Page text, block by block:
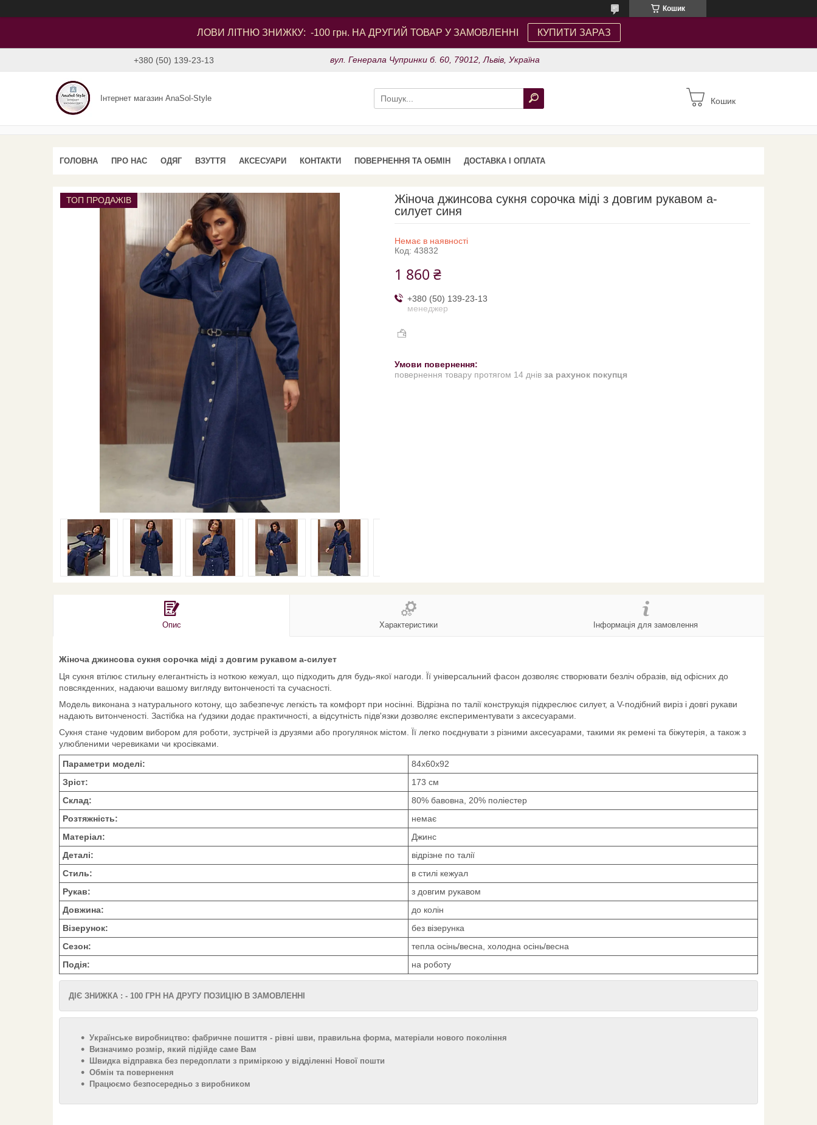
Кошик
ЛОВИ ЛІТНЮ ЗНИЖКУ: -100 грн. НА ДРУГИЙ ТОВАР У ЗАМОВЛЕННІ КУПИТИ ЗАРАЗ
+380 (50) 139-23-13 вул. Генерала Чупринки б. 60, 79012, Львів, Україна
Інтернет магазин AnaSol-Style Кошик
ГОЛОВНА ПРО НАС ОДЯГ ВЗУТТЯ АКСЕСУАРИ КОНТАКТИ ПОВЕРНЕННЯ ТА ОБМІН ДОСТАВКА І ОПЛАТА
ТОП ПРОДАЖІВ
Жіноча джинсова сукня сорочка міді з довгим рукавом а-
силует синя
Немає в наявності
Код: 43832
1 860 ₴
+380 (50) 139-23-13
менеджер
повернення товару протягом 14 днів за рахунок покупця
Опис Характеристики Інформація для замовлення
Жіноча джинсова сукня сорочка міді з довгим рукавом а-силует
Ця сукня втілює стильну елегантність із ноткою кежуал, що підходить для будь-якої нагоди. Її універсальний фасон дозволяє створювати безліч образів, від офісних до
повсякденних, надаючи вашому вигляду витонченості та сучасності.
Модель виконана з натурального котону, що забезпечує легкість та комфорт при носінні. Відрізна по талії конструкція підкреслює силует, а V-подібний виріз і довгі рукави
надають витонченості. Застібка на ґудзики додає практичності, а відсутність підв'язки дозволяє експериментувати з аксесуарами.
Сукня стане чудовим вибором для роботи, зустрічей із друзями або прогулянок містом. Її легко поєднувати з різними аксесуарами, такими як ремені та біжутерія, а також з
улюбленими черевиками чи кросівками.
Параметри моделі:
84х60х92
Зріст:
173 см
Склад:
80% бавовна, 20% поліестер
Розтяжність:
немає
Матеріал:
Джинс
Деталі:
відрізне по талії
Стиль:
в стилі кежуал
Рукав:
з довгим рукавом
Довжина:
до колін
Візерунок:
без візерунка
Сезон:
тепла осінь/весна, холодна осінь/весна
Подія:
на роботу
ДІЄ ЗНИЖКА : - 100 ГРН НА ДРУГУ ПОЗИЦІЮ В ЗАМОВЛЕННІ
Українське виробництво: фабричне пошиття - рівні шви, правильна форма, матеріали нового покоління
Визначимо розмір, який підійде саме Вам
Швидка відправка без передоплати з приміркою у відділенні Нової пошти
Обмін та повернення
Працюємо безпосередньо з виробником